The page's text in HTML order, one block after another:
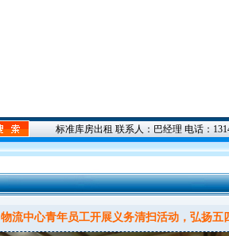
标准库房出租 联系人：巴经理 电话：
物流中心青年员工开展义务清扫活动，弘扬五